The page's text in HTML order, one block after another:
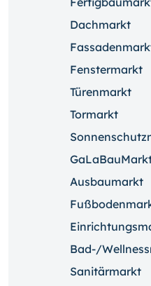
Dachmarkt
Fenstermarkt
Türenmarkt
Tormarkt
Ausbaumarkt
Bad-/
Sanitärmarkt